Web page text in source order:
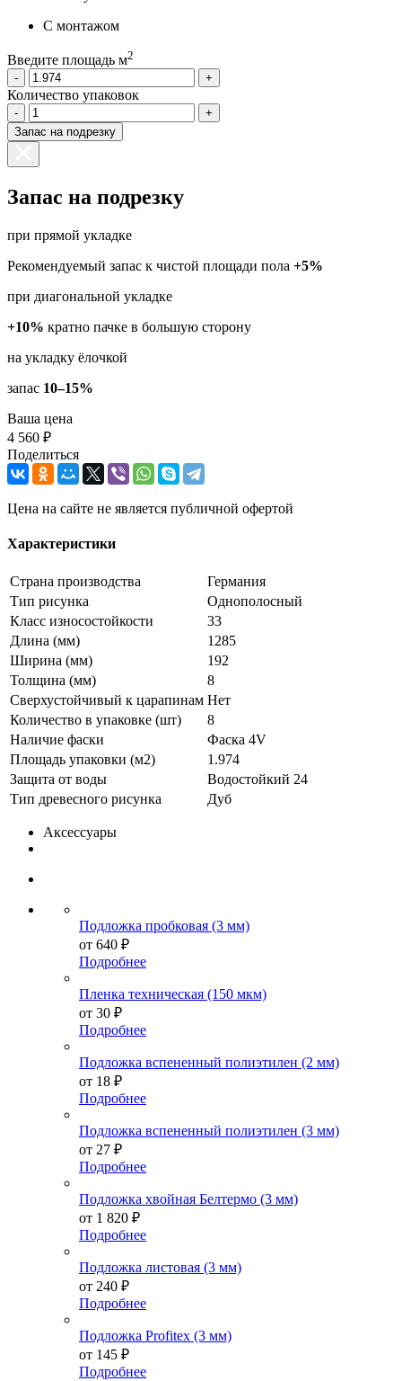
С монтажом
Введите площадь м2
-
+
Количество упаковок
-
+
Запас на подрезку
Запас на подрезку
при прямой укладке
Рекомендуемый запас к чистой площади пола +5%
при диагональной укладке
+10% кратно пачке в большую сторону
на укладку ёлочкой
запас 10–15%
Ваша цена
4 560 ₽
Поделиться
Цена на сайте не является публичной офертой
Характеристики
Страна производства
Германия
Тип рисунка
Однополосный
Класс износостойкости
33
Длина (мм)
1285
Ширина (мм)
192
Толщина (мм)
8
Сверхустойчивый к царапинам Нет
Количество в упаковке (шт)
8
Наличие фаски
Фаска 4V
Площадь упаковки (м2)
1.974
Защита от воды
Водостойкий 24
Тип древесного рисунка
Дуб
Аксессуары
Подложка пробковая (3 мм)
от 640 ₽
Подробнее
Пленка техническая (150 мкм)
от 30 ₽
Подробнее
Подложка вспененный полиэтилен (2 мм)
от 18 ₽
Подробнее
Подложка вспененный полиэтилен (3 мм)
от 27 ₽
Подробнее
Подложка хвойная Белтермо (3 мм)
от 1 820 ₽
Подробнее
Подложка листовая (3 мм)
от 240 ₽
Подробнее
Подложка Profitex (3 мм)
от 145 ₽
Подробнее